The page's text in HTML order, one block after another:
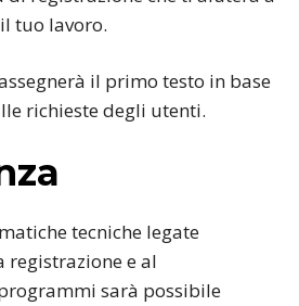
tuo lavoro.
il primo testo in base
richieste degli utenti.
tecniche legate
registrazione e al
sarà possibile